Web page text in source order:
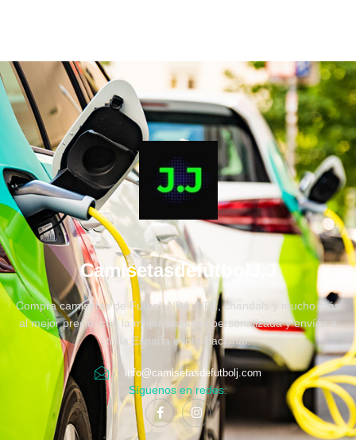
CamisetasdefutbolJ.J
Compra camisetas de Fútbol, NBA, NFL, chandals y mucho más
al mejor precio, con la mejor atención personalizada y envíos a
toda España e internacional.
info@camisetasdefutbolj.com
Síguenos en redes: